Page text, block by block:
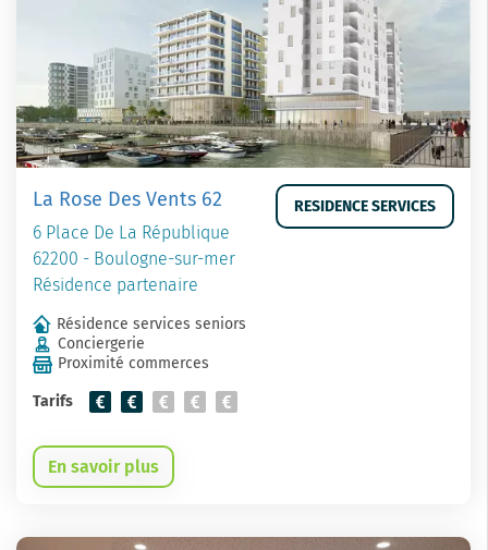
La Rose Des Vents 62
6 Place De La République
62200 - Boulogne-sur-mer
Résidence partenaire
RESIDENCE SERVICES
Résidence services seniors
Conciergerie
Proximité commerces
Tarifs
En savoir plus